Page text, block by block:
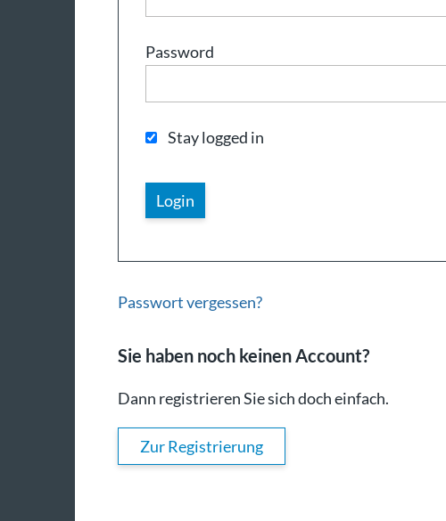
Password
Stay logged in
Passwort vergessen?
Sie haben noch keinen Account?
Dann registrieren Sie sich doch einfach.
Zur Registrierung